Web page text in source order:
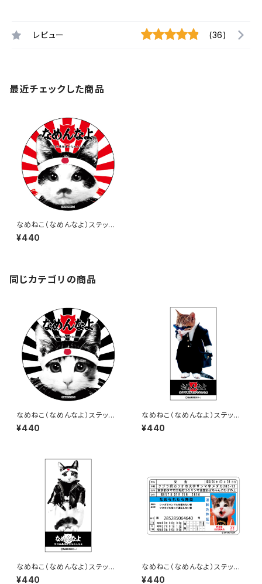
レビュー (36)
最近チェックした商品
なめねこ（なめんなよ）ステッカ
ー A-2
¥440
同じカテゴリの商品
なめねこ（なめんなよ）ステッカ
ー A-1
¥440
なめねこ（なめんなよ）ステッカ
ー B-16
¥440
なめねこ（なめんなよ）ステッカ
ー B-15
¥440
なめねこ（なめんなよ）ステッカ
ー D-1
¥440